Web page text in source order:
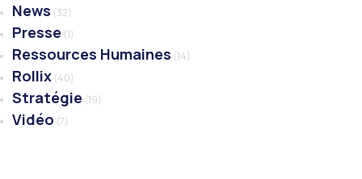
News (32)
Presse (1)
Ressources Humaines (14)
Rollix (40)
Stratégie (19)
Vidéo (7)